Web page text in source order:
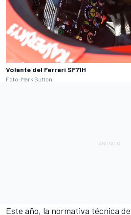
Volante del Ferrari SF71H
Foto: Mark Sutton
Este año, la normativa técnica